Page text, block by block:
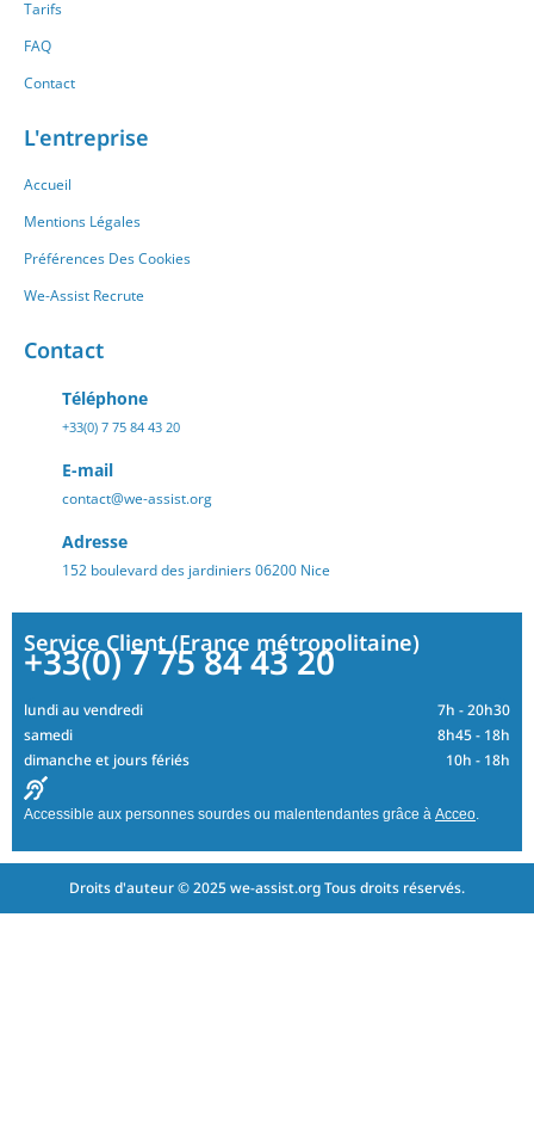
Tarifs
FAQ
Contact
L'entreprise
Accueil
Mentions Légales
Préférences Des Cookies
We-Assist Recrute
Contact
Téléphone
+33(0) 7 75 84 43 20
E-mail
contact@we-assist.org
Adresse
152 boulevard des jardiniers 06200 Nice
Service Client (France métropolitaine)
+33(0) 7 75 84 43 20
lundi au vendredi
7h - 20h30
samedi
8h45 - 18h
dimanche et jours fériés
10h - 18h
Accessible aux personnes sourdes ou malentendantes grâce à Acceo.
Droits d'auteur © 2025 we-assist.org Tous droits réservés.